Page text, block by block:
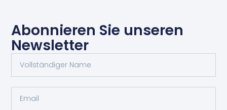
Abonnieren Sie unseren
Newsletter